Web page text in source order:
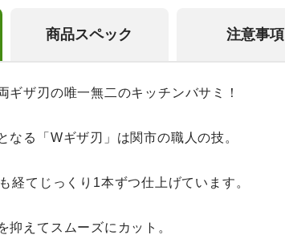
商品スペック 注意事項
ギザ刃の唯一無二のキッチンバサミ！
なる「Wギザ刃」は関市の職人の技。
経てじっくり1本ずつ仕上げています。
抑えてスムーズにカット。